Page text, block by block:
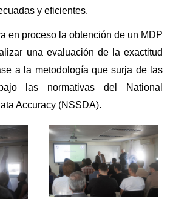
y eficientes.
en proceso la obtención de un MDP
una evaluación de la exactitud
a la metodología que surja de las
las normativas del National
Accuracy (NSSDA).